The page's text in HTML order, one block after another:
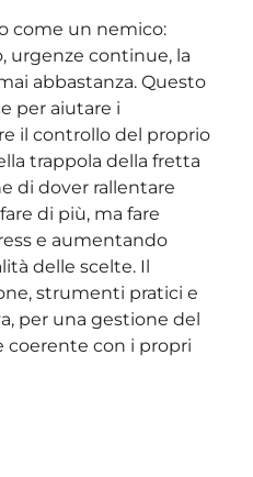
come un nemico:
urgenze continue, la
abbastanza. Questo
per aiutare i
il controllo del proprio
trappola della fretta
di dover rallentare
di più, ma fare
e aumentando
delle scelte. Il
strumenti pratici e
per una gestione del
con i propri